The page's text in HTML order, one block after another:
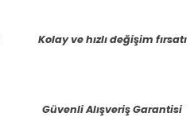
Kolay ve hızlı değişim fırsatı
Güvenli Alışveriş Garantisi